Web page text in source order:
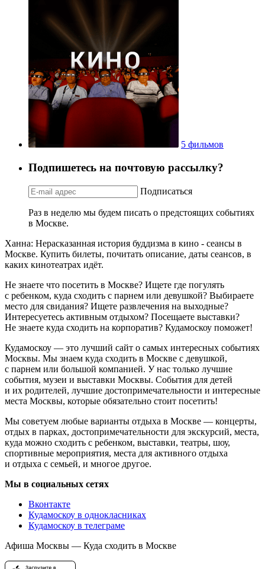
5 фильмов
Подпишетесь на почтовую рассылку?
Подписаться
Раз в неделю мы будем писать о предстоящих событиях
в Москве.
Ханна: Нерасказанная история буддизма в кино - сеансы в
Москве. Купить билеты, почитать описание, даты сеансов, в
каких кинотеатрах идёт.
Не знаете что посетить в Москве? Ищете где погулять
с ребенком, куда сходить с парнем или девушкой? Выбираете
место для свидания? Ищете развлечения на выходные?
Интересуетесь активным отдыхом? Посещаете выставки?
Не знаете куда сходить на корпоратив? Кудамоскоу поможет!
Кудамоскоу — это лучший сайт о самых интересных событиях
Москвы. Мы знаем куда сходить в Москве с девушкой,
с парнем или большой компанией. У нас только лучшие
события, музеи и выставки Москвы. События для детей
и их родителей, лучшие достопримечательности и интересные
места Москвы, которые обязательно стоит посетить!
Мы советуем любые варианты отдыха в Москве — концерты,
отдых в парках, достопримечательности для экскурсий, места,
куда можно сходить с ребенком, выставки, театры, шоу,
спортивные мероприятия, места для активного отдыха
и отдыха с семьей, и многое другое.
Мы в социальных сетях
Вконтакте
Кудамоскоу в однокласниках
Кудамоскоу в телеграме
Афиша Москвы — Куда сходить в Москве